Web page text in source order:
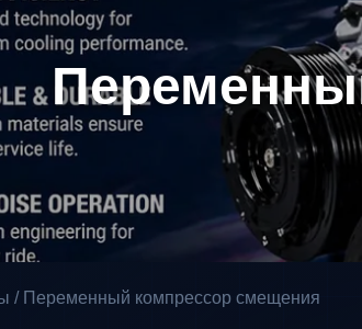
/ Переменный компрессор смещения